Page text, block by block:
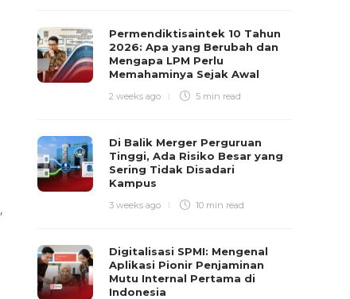
Permendiktisaintek 10 Tahun
2026: Apa yang Berubah dan
Mengapa LPM Perlu
Memahaminya Sejak Awal
2 weeks ago 5 min read
Di Balik Merger Perguruan
Tinggi, Ada Risiko Besar yang
Sering Tidak Disadari
Kampus
3 weeks ago 10 min read
Digitalisasi SPMI: Mengenal
Aplikasi Pionir Penjaminan
Mutu Internal Pertama di
Indonesia